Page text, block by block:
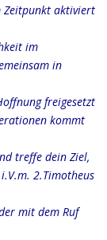
Zeitpunkt aktiviert
im
in
freigesetzt
kommt
treffe dein Ziel,
2.Timotheus
mit dem Ruf